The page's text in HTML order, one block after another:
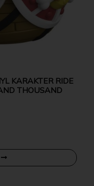
KARAKTER RIDE
THOUSAND